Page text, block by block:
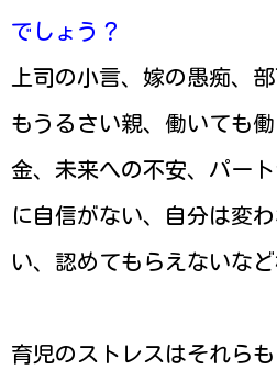
でしょう？
上司の小言、嫁の愚痴、
もうるさい親、働いても
金、未来への不安、パー
に自信がない、自分は変
い、認めてもらえないなど
育児のストレスはそれらも